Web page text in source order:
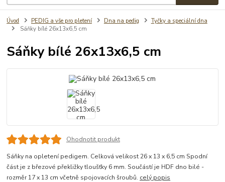
Úvod PEDIG a vše pro pletení Dna na pedig
Tyčky a speciální dna
Sáňky bílé 26x13x6,5 cm
Sáňky bílé 26x13x6,5 cm
Ohodnotit produkt
Sáňky na opletení pedigem. Celková velikost 26 x 13 x 6,5 cm Spodní
část je z březové překližky tloušťky 6 mm. Součástí je HDF dno bilé -
rozměr 17 x 13 cm včetně spojovacích šroubů. celý popis